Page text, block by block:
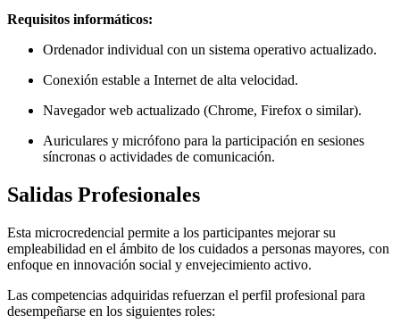
Requisitos informáticos:
Ordenador individual con un sistema operativo actualizado.
Conexión estable a Internet de alta velocidad.
Navegador web actualizado (Chrome, Firefox o similar).
Auriculares y micrófono para la participación en sesiones
síncronas o actividades de comunicación.
Salidas Profesionales
Esta microcredencial permite a los participantes mejorar su
empleabilidad en el ámbito de los cuidados a personas mayores, con
enfoque en innovación social y envejecimiento activo.
Las competencias adquiridas refuerzan el perfil profesional para
desempeñarse en los siguientes roles: